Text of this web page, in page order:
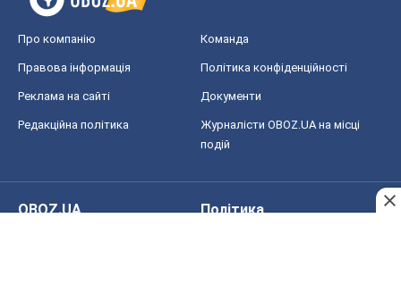
Про компанію Команда
Правова інформація Політика конфіденційності
Реклама на сайті Документи
Редакційна політика
Журналісти OBOZ.UA на місці
подій
OBOZ.UA
Політика